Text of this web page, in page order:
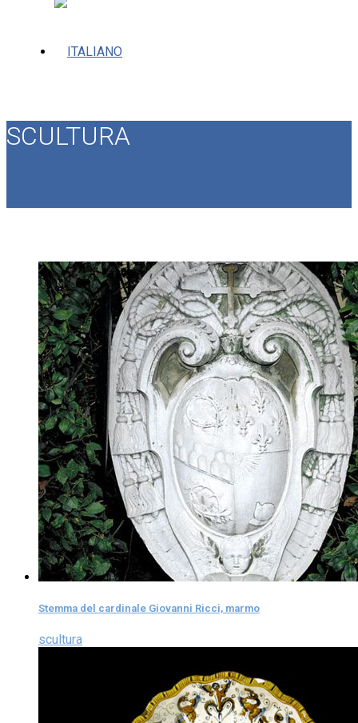
SCULTURA
Stemma del cardinale Giovanni Ricci, marmo
scultura